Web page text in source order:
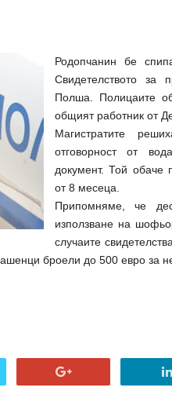
Родопчанин бе
Свидетелството за
Полша. Полицаите
общият работник от
Магистратите
отговорност от
документ. Той обаче
от 8 месеца.
Припомняме, че
използване на
случаите
броели до 500 евро за